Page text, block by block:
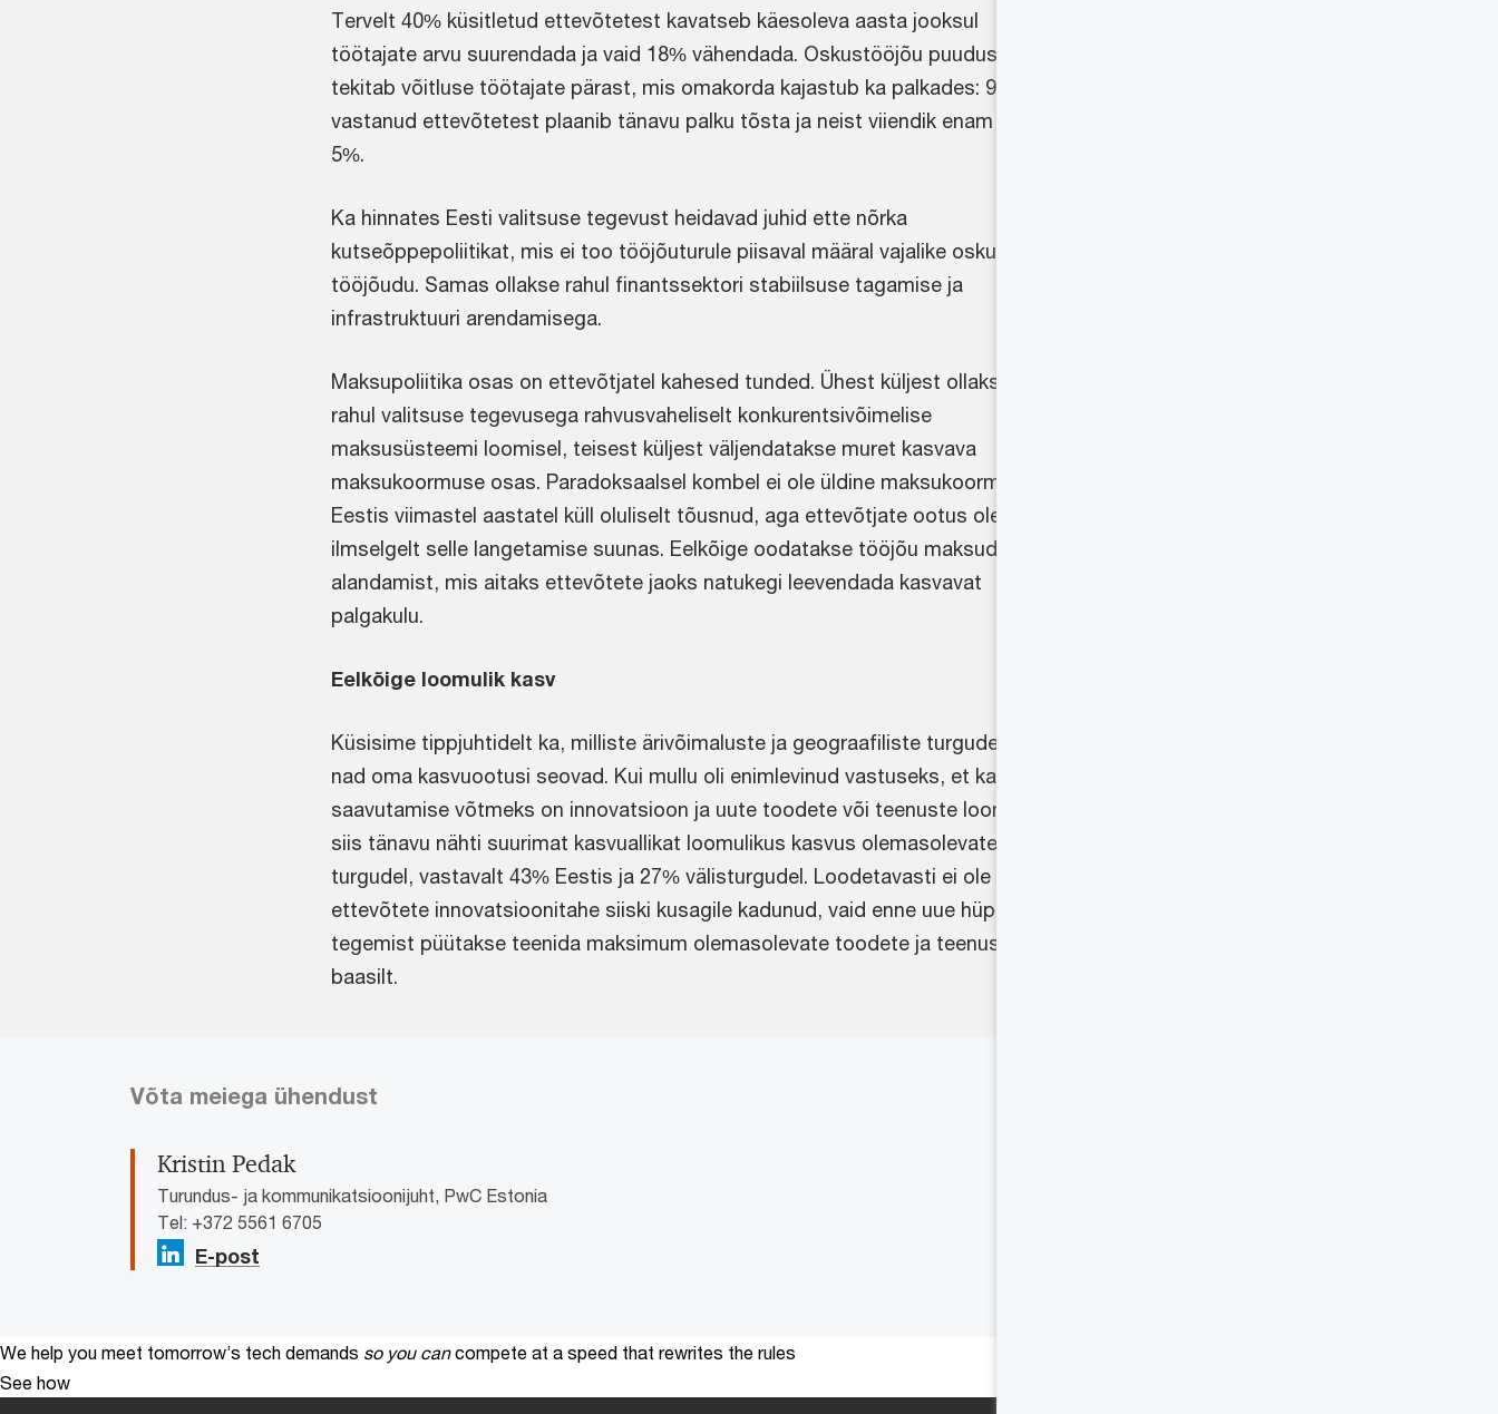
Tervelt 40% küsitletud ettevõtetest kavatseb käesoleva aasta jooksul
töötajate arvu suurendada ja vaid 18% vähendada. Oskustööjõu puudus
tekitab võitluse töötajate pärast, mis omakorda kajastub ka palkades: 90%
vastanud ettevõtetest plaanib tänavu palku tõsta ja neist viiendik enam kui
5%.
Ka hinnates Eesti valitsuse tegevust heidavad juhid ette nõrka
kutseõppepoliitikat, mis ei too tööjõuturule piisaval määral vajalike oskustega
tööjõudu. Samas ollakse rahul finantssektori stabiilsuse tagamise ja
infrastruktuuri arendamisega.
Maksupoliitika osas on ettevõtjatel kahesed tunded. Ühest küljest ollakse
rahul valitsuse tegevusega rahvusvaheliselt konkurentsivõimelise
maksusüsteemi loomisel, teisest küljest väljendatakse muret kasvava
maksukoormuse osas. Paradoksaalsel kombel ei ole üldine maksukoormus
Eestis viimastel aastatel küll oluliselt tõusnud, aga ettevõtjate ootus oleks
ilmselgelt selle langetamise suunas. Eelkõige oodatakse tööjõu maksude
alandamist, mis aitaks ettevõtete jaoks natukegi leevendada kasvavat
palgakulu.
Eelkõige loomulik kasv
Küsisime tippjuhtidelt ka, milliste ärivõimaluste ja geograafiliste turgudega
nad oma kasvuootusi seovad. Kui mullu oli enimlevinud vastuseks, et kasvu
saavutamise võtmeks on innovatsioon ja uute toodete või teenuste loomine,
siis tänavu nähti suurimat kasvuallikat loomulikus kasvus olemasolevatel
turgudel, vastavalt 43% Eestis ja 27% välisturgudel. Loodetavasti ei ole Eesti
ettevõtete innovatsioonitahe siiski kusagile kadunud, vaid enne uue hüppe
tegemist püütakse teenida maksimum olemasolevate toodete ja teenuste
baasilt.
Võta meiega ühendust
Kristin Pedak
Turundus- ja kommunikatsioonijuht, PwC Estonia
Tel: +372 5561 6705
E-post
We help you meet tomorrow’s tech demands so you can compete at a speed that rewrites the rules
See how